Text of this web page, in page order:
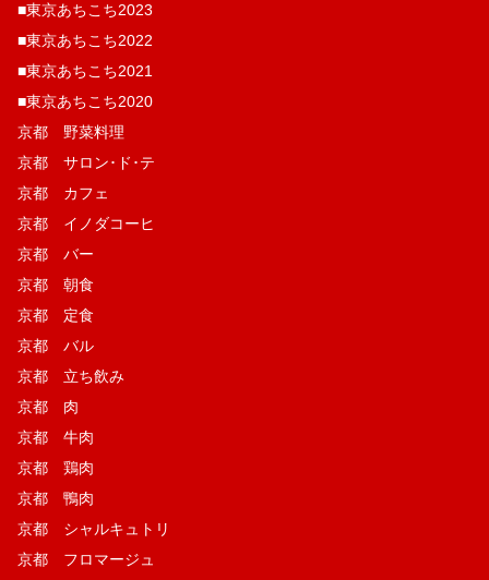
■東京あちこち2023
■東京あちこち2022
■東京あちこち2021
■東京あちこち2020
京都 野菜料理
京都 サロン･ド･テ
京都 カフェ
京都 イノダコーヒ
京都 バー
京都 朝食
京都 定食
京都 バル
京都 立ち飲み
京都 肉
京都 牛肉
京都 鶏肉
京都 鴨肉
京都 シャルキュトリ
京都 フロマージュ